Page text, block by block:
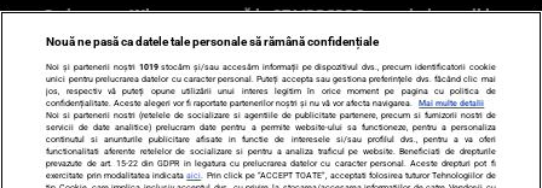
Scrie-ne pe Whatsapp, sună la 0741226226 sau trimite mail la
pont@cancan.ro
Știri interne Știri externe
Politică
Ultimele stiri
Diete Insula Iubirii Dictionar de vise
LIFE STYLE
Horoscop
Nouă ne pasă ca datele tale personale să rămână confidențiale
Noi și partenerii noștri 1019stocăm și/sau accesăm informații pe dispozitivul dvs., precum identificatorii cookie
unici pentru prelucrarea datelor cu caracter personal. Puteți accepta sau gestiona preferințele dvs. făcând clic mai
jos, respectiv vă puteți opune utilizării unui interes legitim în orice moment pe pagina cu politica de
confidențialitate. Aceste alegeri vor fi raportate partenerilor noștri și nu vă vor afecta navigarea.
Mai multe detalii
Noi si partenerii nostri (retelele de socializare si agentiile de publicitate partenere, precum si furnizorii nostri de
servicii de date analitice) prelucram date pentru a permite website-ului sa functioneze, pentru a personaliza
continutul si anunturile publicitare afisate in functie de interesele si/sau profilul dvs., pentru a va oferi
functionalitati aferente retelelor de socializare si pentru a analiza traficul pe website. Beneficiati de drepturile
prevazute de art. 15-22 din GDPR in legatura cu prelucrarea datelor cu caracter personal. Aceste drepturi pot fi
exercitate prin modalitatea indicataaici . Prin click pe “ACCEPT TOATE”, acceptati folosirea tuturor Tehnologiilor de